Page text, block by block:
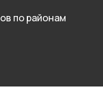
по районам